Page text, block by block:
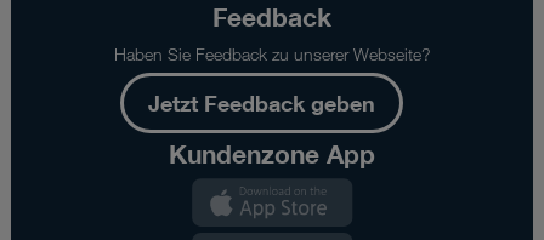
Feedback
Haben Sie Feedback zu unserer Webseite?
Jetzt Feedback geben
Kundenzone App